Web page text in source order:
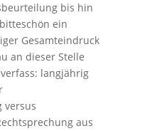
bis hin
ein
Gesamteindruck
an dieser Stelle
langjährig
versus
aus